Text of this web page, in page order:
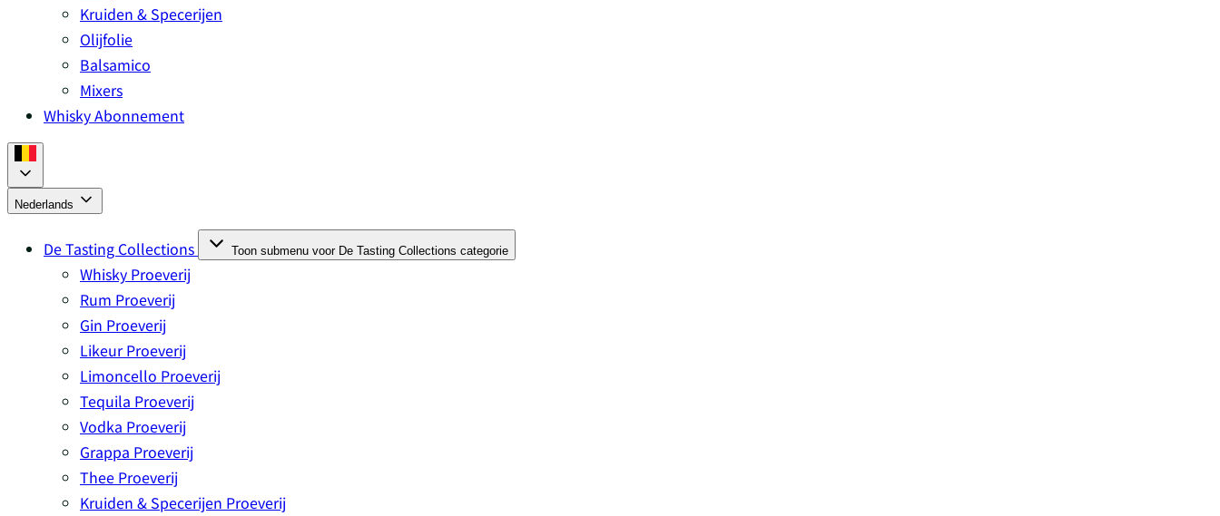
Kruiden & Specerijen
Olijfolie
Balsamico
Mixers
Whisky Abonnement
Nederlands
De Tasting Collections Toon submenu voor De Tasting Collections categorie
Whisky Proeverij
Rum Proeverij
Gin Proeverij
Likeur Proeverij
Limoncello Proeverij
Tequila Proeverij
Vodka Proeverij
Grappa Proeverij
Thee Proeverij
Kruiden & Specerijen Proeverij